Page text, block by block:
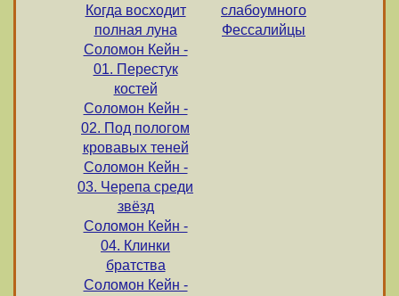
Когда восходит
полная луна
Соломон Кейн -
01. Перестук
костей
Соломон Кейн -
02. Под пологом
кровавых теней
Соломон Кейн -
03. Черепа среди
звёзд
Соломон Кейн -
04. Клинки
братства
Соломон Кейн -
слабоумного
Фессалийцы